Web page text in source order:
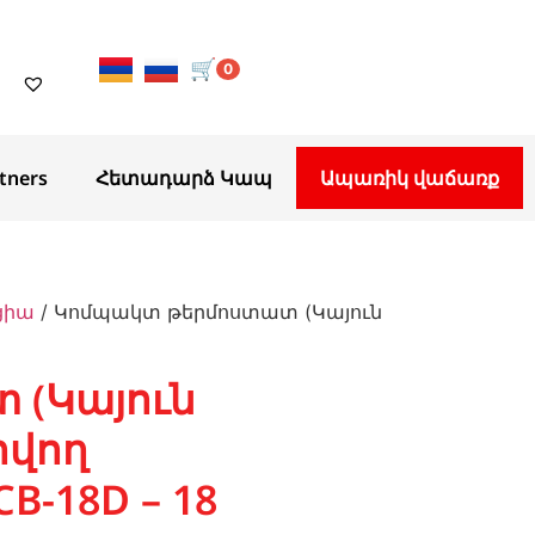
🛒 0
Հետադարձ Կապ Ապառիկ վաճառք
/ Կոմպակտ թերմոստատ (Կայուն
18D – 18